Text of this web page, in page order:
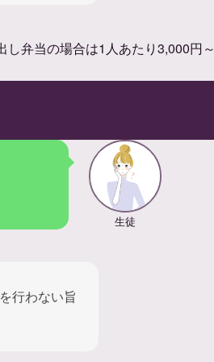
弁当の場合は1人あたり3,000円～
生徒
行わない旨